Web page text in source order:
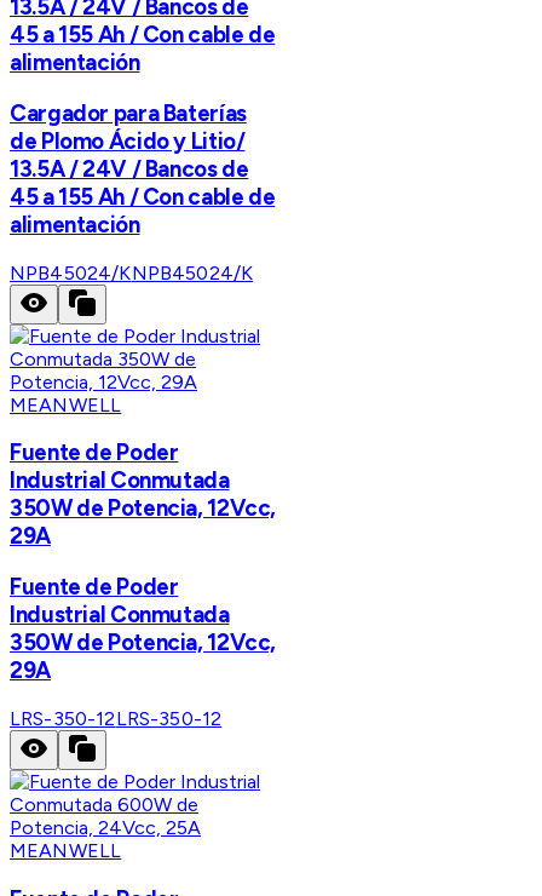
13.5A / 24V / Bancos de
45 a 155 Ah / Con cable de
alimentación
Cargador para Baterías
de Plomo Ácido y Litio/
13.5A / 24V / Bancos de
45 a 155 Ah / Con cable de
alimentación
NPB45024/KNPB45024/K
MEANWELL
Fuente de Poder
Industrial Conmutada
350W de Potencia, 12Vcc,
29A
Fuente de Poder
Industrial Conmutada
350W de Potencia, 12Vcc,
29A
LRS-350-12LRS-350-12
MEANWELL